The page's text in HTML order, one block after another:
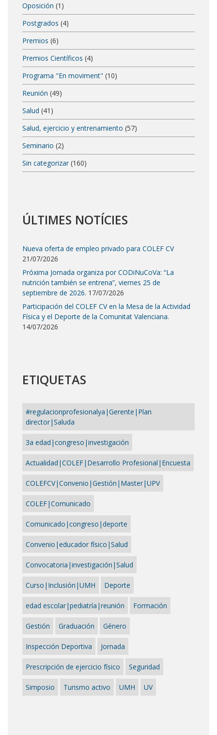
Oposición (1)
Postgrados (4)
Premios (6)
Premios Científicos (4)
Programa "En moviment" (10)
Reunión (49)
Salud (41)
Salud, ejercicio y entrenamiento (57)
Seminario (2)
Sin categorizar (160)
ÚLTIMES NOTÍCIES
Nueva oferta de empleo privado para COLEF CV
21/07/2026
Próxima Jornada organiza por CODiNuCoVa: “La
nutrición también se entrena”, viernes 25 de
septiembre de 2026. 17/07/2026
Participación del COLEF CV en la Mesa de la Actividad
Física y el Deporte de la Comunitat Valenciana.
14/07/2026
ETIQUETAS
#regulacionprofesionalya|Gerente|Plan
director|Saluda
3a edad|congreso|investigación
Actualidad|COLEF|Desarrollo Profesional|Encuesta
COLEFCV|Convenio|Gestión|Master|UPV
COLEF|Comunicado
Comunicado|congreso|deporte
Convenio|educador físico|Salud
Convocatoria|investigación|Salud
Curso|Inclusión|UMH Deporte
edad escolar|pediatría|reunión Formación
Gestión Graduación Género
Inspección Deportiva Jornada
Prescripción de ejercicio físico Seguridad
Simposio Turismo activo UMH UV